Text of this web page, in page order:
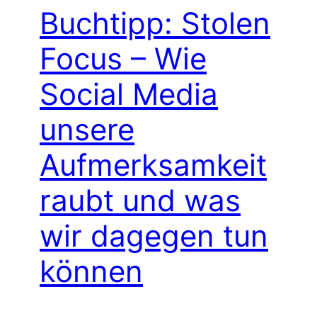
Buchtipp: Stolen
Focus – Wie
Social Media
unsere
Aufmerksamkeit
raubt und was
wir dagegen tun
können